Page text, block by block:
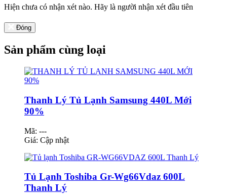
Hiện chưa có nhận xét nào. Hãy là người nhận xét đầu tiên
Đóng
Sản phẩm cùng loại
Thanh Lý Tủ Lạnh Samsung 440L Mới
90%
Mã: ---
Giá: Cập nhật
Tủ Lạnh Toshiba Gr-Wg66Vdaz 600L
Thanh Lý